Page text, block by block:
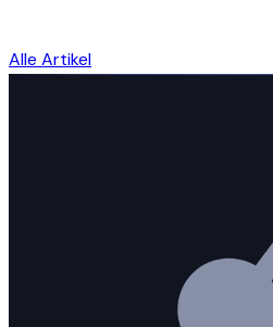
Alle Artikel